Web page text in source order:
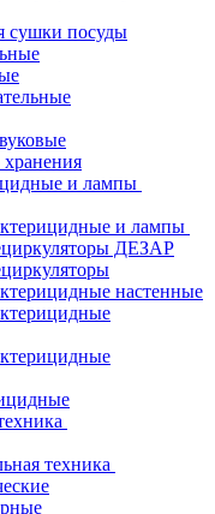
сушки посуды
и лампы
и лампы
ДЕЗАР
настенные
техника